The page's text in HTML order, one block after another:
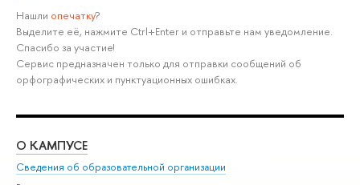
Нашли опечатку?
Выделите её, нажмите Ctrl+Enter и отправьте нам уведомление.
Спасибо за участие!
Сервис предназначен только для отправки сообщений об
орфографических и пунктуационных ошибках.
О КАМПУСЕ
Сведения об образовательной организации